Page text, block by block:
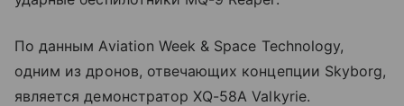
По данным Aviation Week & Space Technology,
одним из дронов, отвечающих концепции Skyborg,
является демонстратор XQ-58A Valkyrie.